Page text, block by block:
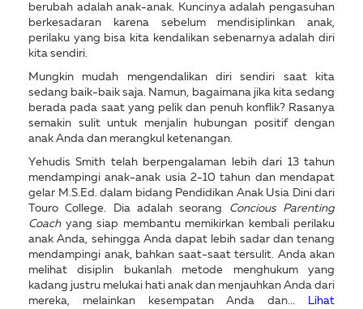
berubah adalah anak-anak. Kuncinya adalah pengasuhan
berkesadaran karena sebelum mendisiplinkan anak,
perilaku yang bisa kita kendalikan sebenarnya adalah diri
kita sendiri.
Mungkin mudah mengendalikan diri sendiri saat kita
sedang baik-baik saja. Namun, bagaimana jika kita sedang
berada pada saat yang pelik dan penuh konflik? Rasanya
semakin sulit untuk menjalin hubungan positif dengan
anak Anda dan merangkul ketenangan.
Yehudis Smith telah berpengalaman lebih dari 13 tahun
mendampingi anak-anak usia 2-10 tahun dan mendapat
gelar M.S.Ed. dalam bidang Pendidikan Anak Usia Dini dari
Touro College. Dia adalah seorang Concious Parenting
Coach yang siap membantu memikirkan kembali perilaku
anak Anda, sehingga Anda dapat lebih sadar dan tenang
mendampingi anak, bahkan saat-saat tersulit. Anda akan
melihat disiplin bukanlah metode menghukum yang
kadang justru melukai hati anak dan menjauhkan Anda dari
mereka, melainkan kesempatan Anda dan...
Lihat